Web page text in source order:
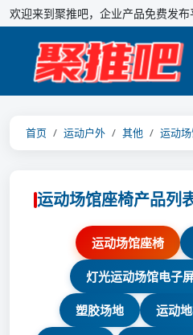
欢迎来到聚推吧，企业产品免费发布
首页 运动户外 其他 运动
运动场馆座椅产品列
运动场馆座椅
灯光运动场馆电子
塑胶场地 运动